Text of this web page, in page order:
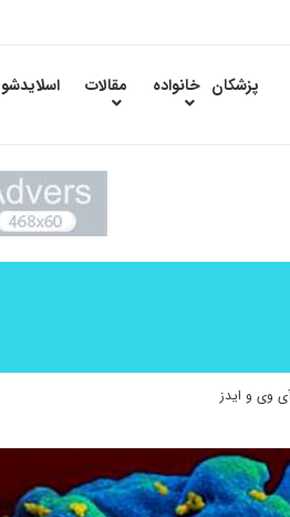
پزشکان خانواده مقالات اسلایدشو
وی و ایدز